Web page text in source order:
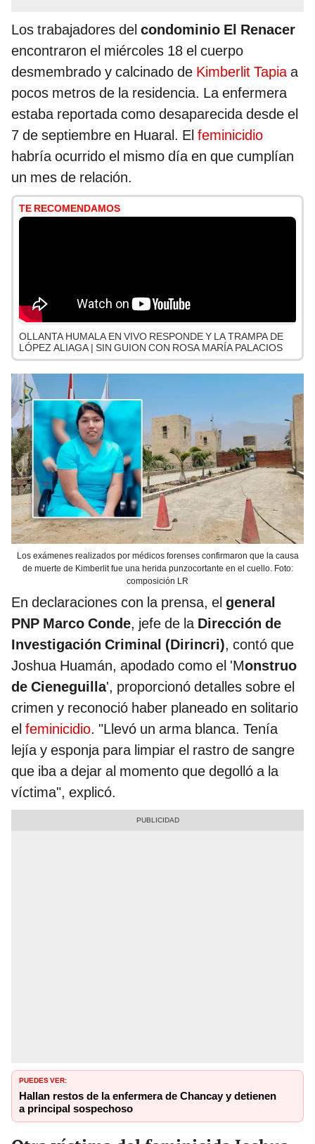
Los trabajadores del condominio El Renacer
encontraron el miércoles 18 el cuerpo
desmembrado y calcinado de Kimberlit Tapiaa
pocos metros de la residencia. La enfermera
estaba reportada como desaparecida desde el
7 de septiembre en Huaral. El feminicidio
habría ocurrido el mismo día en que cumplían
un mes de relación.
TE RECOMENDAMOS
OLLANTA HUMALA EN VIVO RESPONDE Y LA TRAMPA DE
LÓPEZ ALIAGA | SIN GUION CON ROSA MARÍA PALACIOS
Los exámenes realizados por médicos forenses confirmaron que la causa
de muerte de Kimberlit fue una herida punzocortante en el cuello. Foto:
composición LR
En declaraciones con la prensa, el general
PNP Marco Conde, jefe de la Dirección de
Investigación Criminal (Dirincri), contó que
Joshua Huamán, apodado como el 'Monstruo
de Cieneguilla', proporcionó detalles sobre el
crimen y reconoció haber planeado en solitario
el feminicidio. "Llevó un arma blanca. Tenía
lejía y esponja para limpiar el rastro de sangre
que iba a dejar al momento que degolló a la
víctima", explicó.
PUEDES VER:
Hallan restos de la enfermera de Chancay y detienen
a principal sospechoso